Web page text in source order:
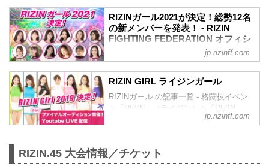
応募総数約500人の中から、1・2・3次審
査、そして最終審査を通過し、ライブ配
信で行われた最終オーディションを通過
したのは、なんと13名！
彼女たちの初舞台は、9月24日（日）さい
たまスーパーアリーナで開催される
RIZIN.44だ！リングを華麗に彩るR...
る「RIZINガール2022」のメンバーが決
定したぞ！
RIZIN公式投票オーディション、LINE
タウンのそれぞれ予選・決勝を勝ち抜
き、最終オーディションで選ばれた計13
名が「RIZINガール2022」として活躍す
ることとなった！
彼女たちの初舞台は、9月の予定だ！リン
グを華麗に彩るRIZINガール2022を、み
んなで応援しよう！
荒井つかさ
荒井つかさ
RIZINガール2021が決定！総勢12名
の新メンバーを発表！ - RIZIN
FIGHTING FEDERATION オフィシ
る「RIZINガール2021」のメンバーが決
【17LIVE×RIZIN RIZINガールオーディシ
ョン 2021】の合格者6名とGRAVURE
MISSCON 2021の合格者2名に加え、審査
こととなった。
jp.rizinff.com
RIZIN GIRL ライジンガール
RIZINガール の記事一覧 - 格闘技イベン
ト「RIZIN」（ライジン）と「RIZIN
FIGHTING FEDERATION」（ライジン
す。
jp.rizinff.com
RIZIN.45 大会情報／チケット